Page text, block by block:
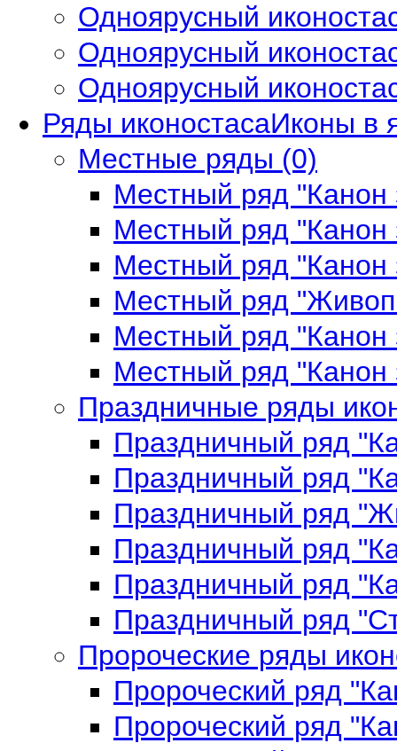
Одноярусный
Одноярусный
Одноярусный
Ряды иконостасаИконы в
Местные ряды (0)
Местный ряд
Местный ряд
Местный ряд
Местный ряд
Местный ряд
Местный ряд
Праздничные ряды
Праздничный ряд
Праздничный ряд
Праздничный ряд
Праздничный ряд
Праздничный ряд
Праздничный ряд
Пророческие ряды
Пророческий ряд
Пророческий ряд